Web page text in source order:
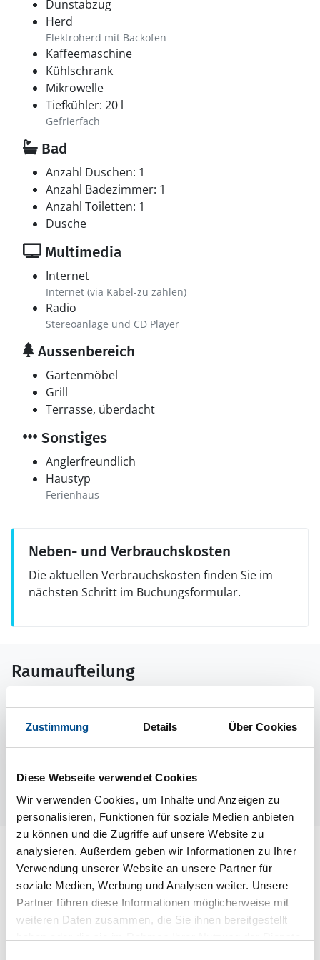
Zustimmung Details Über Cookies
Diese Webseite verwendet Cookies
Wir verwenden Cookies, um Inhalte und Anzeigen zu
personalisieren, Funktionen für soziale Medien anbieten
zu können und die Zugriffe auf unsere Website zu
analysieren. Außerdem geben wir Informationen zu Ihrer
Verwendung unserer Website an unsere Partner für
soziale Medien, Werbung und Analysen weiter. Unsere
Partner führen diese Informationen möglicherweise mit
weiteren Daten zusammen, die Sie ihnen bereitgestellt
Dunstabzug
Herd
Elektroherd mit Backofen
Kaffeemaschine
Kühlschrank
Mikrowelle
Tiefkühler: 20 l
Gefrierfach
Bad
Anzahl Duschen: 1
Anzahl Badezimmer: 1
Anzahl Toiletten: 1
Dusche
Multimedia
Internet
Internet (via Kabel-zu zahlen)
Radio
Stereoanlage und CD Player
Aussenbereich
Gartenmöbel
Grill
Terrasse, überdacht
Sonstiges
Anglerfreundlich
Haustyp
Ferienhaus
Neben- und Verbrauchskosten
Die aktuellen Verbrauchskosten finden Sie im
nächsten Schritt im Buchungsformular.
Raumaufteilung
Lageplan
Adresse
Ferienhaus S03413
Rördromsvägen 4